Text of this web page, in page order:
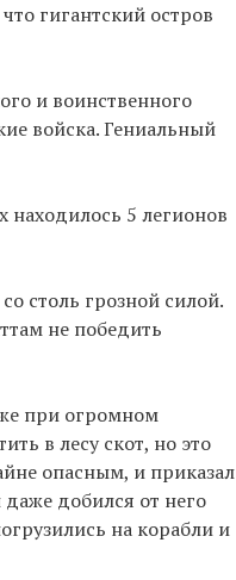
гигантский остров
и воинственного
войска. Гениальный
находилось 5 легионов
столь грозной силой.
не победить
при огромном
в лесу скот, но это
опасным, и приказал
добился от него
на корабли и